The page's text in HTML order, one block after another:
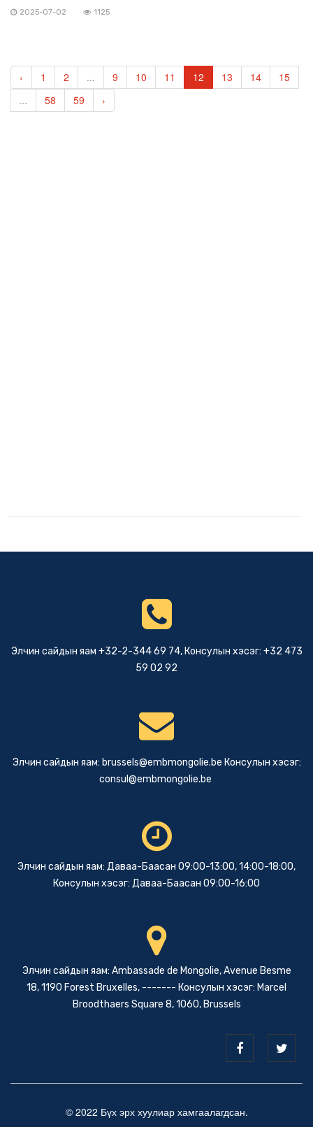
2025-07-02 1125
‹ 1 2 ... 9 10 11 12 13 14
15
...
58 59 ›
Элчин сайдын яам +32-2-344 69 74, Консулын хэсэг: +32 473
59 02 92
Элчин сайдын яам: brussels@embmongolie.be Консулын хэсэг:
consul@embmongolie.be
Элчин сайдын яам: Даваа-Баасан 09:00-13:00, 14:00-18:00,
Консулын хэсэг: Даваа-Баасан 09:00-16:00
Элчин сайдын яам: Ambassade de Mongolie, Avenue Besme
18, 1190 Forest Bruxelles, ------- Консулын хэсэг: Marcel
Broodthaers Square 8, 1060, Brussels
© 2022 Бүх эрх хуулиар хамгаалагдсан.